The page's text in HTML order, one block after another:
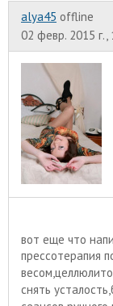
alyа45 offline
02 февр. 2015 г.,
вот еще что
прессотерапия
снять